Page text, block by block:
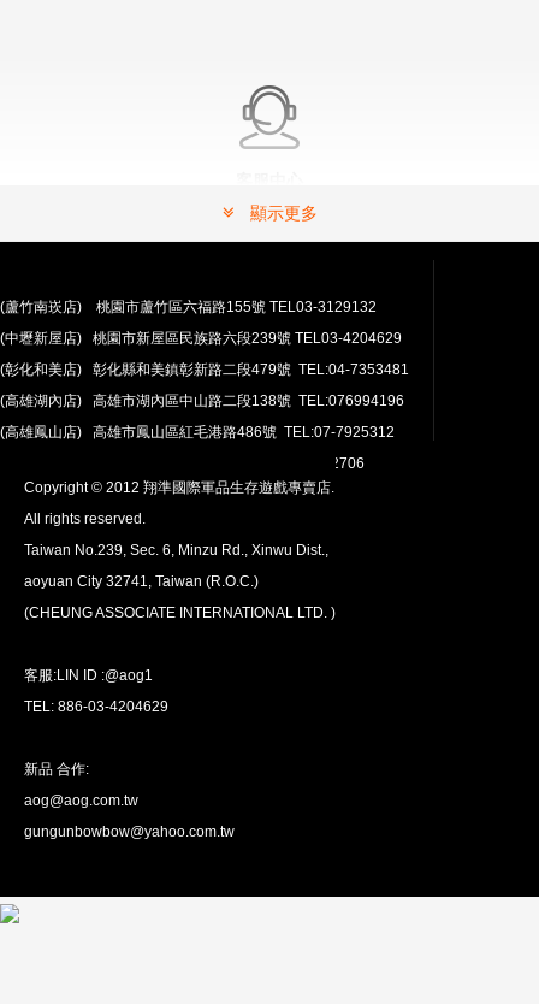
有問題嗎？ 可以連絡我們。
常見問題解答請按這裡.
安心購買
我們將運送至全球
顯示更多
(蘆竹南崁店) 桃園市蘆竹區六福路155號 TEL03-3129132
(中壢新屋店) 桃園市新屋區民族路六段239號 TEL03-4204629
(彰化和美店) 彰化縣和美鎮彰新路二段479號 TEL:04-7353481
(高雄湖內店) 高雄市湖內區中山路二段138號 TEL:076994196
(高雄鳳山店) 高雄市鳳山區紅毛港路486號 TEL:07-7925312
翔準網路部門:TEL 03-4202763 03-4202706
Copyright © 2012 翔準國際軍品生存遊戲專賣店.
All rights reserved.
Taiwan No.239, Sec. 6, Minzu Rd., Xinwu Dist.,
aoyuan City 32741, Taiwan (R.O.C.)
(CHEUNG ASSOCIATE INTERNATIONAL LTD. )
客服:LIN ID :@aog1
TEL: 886-03-4204629
新品 合作:
aog@aog.com.tw
gungunbowbow@yahoo.com.tw